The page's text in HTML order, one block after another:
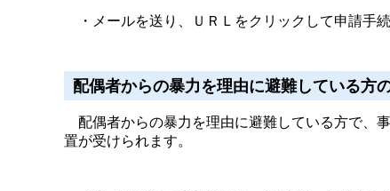
・メールを送り、ＵＲＬをクリックして申請手
配偶者からの暴力を理由に避難している方
配偶者からの暴力を理由に避難している方で、
置が受けられます。